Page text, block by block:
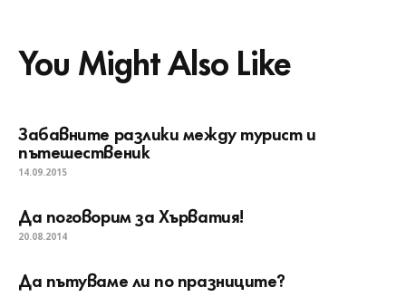
You Might Also Like
Забавните разлики между турист и
пътешественик
14.09.2015
Да поговорим за Хърватия!
20.08.2014
Да пътуваме ли по празниците?